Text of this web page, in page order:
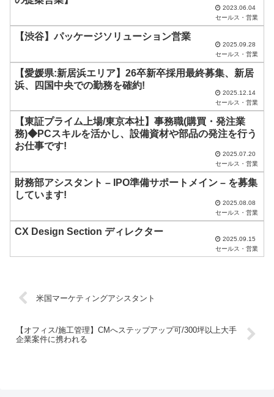
は
に
く
さ
い
2023.06.04
セールス・営業
【渋谷】パッケージソリューション営業
2025.09.28
セールス・営業
【愛媛県:新居浜エリア】26卒新卒採用最終募集、新居
浜、四国中央での勤務を確約!
2025.12.14
セールス・営業
【東証プライム上場/東京本社】事務職(購買・発注業
務)◆PCスキルを活かし、設備資材や部品の発注を行う
お仕事です!
2025.07.20
セールス・営業
財務部アシスタント – IPO準備サポートメイン – を募集
しています!
2025.08.08
セールス・営業
CX Design Section ディレクター
2025.09.15
セールス・営業
米国マーケティングアシスタント
【オフィス/施工管理】CMへステップアップ可/300坪以上大手
企業案件に携われる